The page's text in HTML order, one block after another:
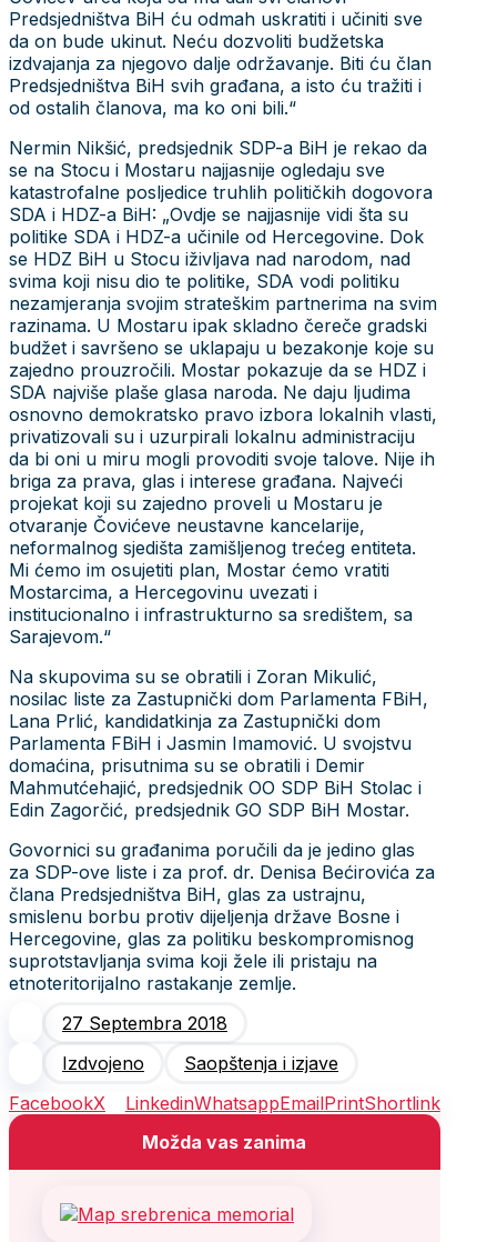
Predsjedništva BiH ću odmah uskratiti i učiniti sve
da on bude ukinut. Neću dozvoliti budžetska
izdvajanja za njegovo dalje održavanje. Biti ću član
Predsjedništva BiH svih građana, a isto ću tražiti i
od ostalih članova, ma ko oni bili.“
Nermin Nikšić, predsjednik SDP-a BiH je rekao da
se na Stocu i Mostaru najjasnije ogledaju sve
katastrofalne posljedice truhlih političkih dogovora
SDA i HDZ-a BiH: „Ovdje se najjasnije vidi šta su
politike SDA i HDZ-a učinile od Hercegovine. Dok
se HDZ BiH u Stocu iživljava nad narodom, nad
svima koji nisu dio te politike, SDA vodi politiku
nezamjeranja svojim strateškim partnerima na svim
razinama. U Mostaru ipak skladno čereče gradski
budžet i savršeno se uklapaju u bezakonje koje su
zajedno prouzročili. Mostar pokazuje da se HDZ i
SDA najviše plaše glasa naroda. Ne daju ljudima
osnovno demokratsko pravo izbora lokalnih vlasti,
privatizovali su i uzurpirali lokalnu administraciju
da bi oni u miru mogli provoditi svoje talove. Nije ih
briga za prava, glas i interese građana. Najveći
projekat koji su zajedno proveli u Mostaru je
otvaranje Čovićeve neustavne kancelarije,
neformalnog sjedišta zamišljenog trećeg entiteta.
Mi ćemo im osujetiti plan, Mostar ćemo vratiti
Mostarcima, a Hercegovinu uvezati i
institucionalno i infrastrukturno sa središtem, sa
Sarajevom.“
Na skupovima su se obratili i Zoran Mikulić,
nosilac liste za Zastupnički dom Parlamenta FBiH,
Lana Prlić, kandidatkinja za Zastupnički dom
Parlamenta FBiH i Jasmin Imamović. U svojstvu
domaćina, prisutnima su se obratili i Demir
Mahmutćehajić, predsjednik OO SDP BiH Stolac i
Edin Zagorčić, predsjednik GO SDP BiH Mostar.
Govornici su građanima poručili da je jedino glas
za SDP-ove liste i za prof. dr. Denisa Bećirovića za
člana Predsjedništva BiH, glas za ustrajnu,
smislenu borbu protiv dijeljenja države Bosne i
Hercegovine, glas za politiku beskompromisnog
suprotstavljanja svima koji žele ili pristaju na
etnoteritorijalno rastakanje zemlje.
27 Septembra 2018
Izdvojeno
Saopštenja i izjave
FacebookX LinkedinWhatsappEmailPrintShortlink
Možda vas zanima